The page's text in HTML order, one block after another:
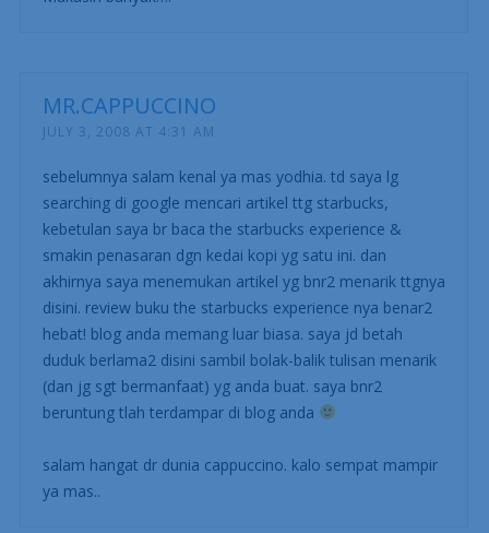
lebih maju kinerjanya.
Sorry mas kebanyakan…..salut…
Makasih banyak….
MR.CAPPUCCINO
JULY 3, 2008 AT 4:31 AM
sebelumnya salam kenal ya mas yodhia. td saya lg
searching di google mencari artikel ttg starbucks,
kebetulan saya br baca the starbucks experience &
smakin penasaran dgn kedai kopi yg satu ini. dan
disini. review buku the starbucks experience nya benar2
hebat! blog anda memang luar biasa. saya jd betah